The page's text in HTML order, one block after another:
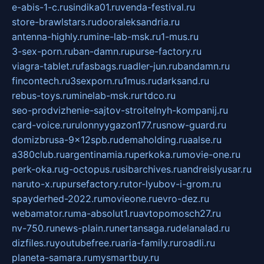
e-abis-1-c.rusindika01.ruvenda-festival.ru
store-brawlstars.rudooraleksandria.ru
antenna-highly.rumine-lab-msk.ru1-mus.ru
3-sex-porn.ruban-damn.rupurse-factory.ru
viagra-tablet.rufasbags.ruadler-jun.rubandamn.ru
fincontech.ru3sexporn.ru1mus.rudarksand.ru
rebus-toys.ruminelab-msk.rurtdco.ru
seo-prodvizhenie-sajtov-stroitelnyh-kompanij.ru
card-voice.rurulonnyygazon177.rusnow-guard.ru
domizbrusa-9x12spb.rudemaholding.ruaalse.ru
a380club.ruargentinamia.ruperkoka.rumovie-one.ru
perk-oka.rug-octopus.rusibarchives.ruandreislyusar.ru
naruto-x.rupursefactory.rutor-lyubov-i-grom.ru
spayderhed-2022.rumovieone.ruevro-dez.ru
webamator.ruma-absolut1.ruavtopomosch27.ru
nv-750.runews-plain.runertansaga.rudelanalad.ru
dizfiles.ruyoutubefree.ruaria-family.ruroadli.ru
planeta-samara.rumysmartbuy.ru